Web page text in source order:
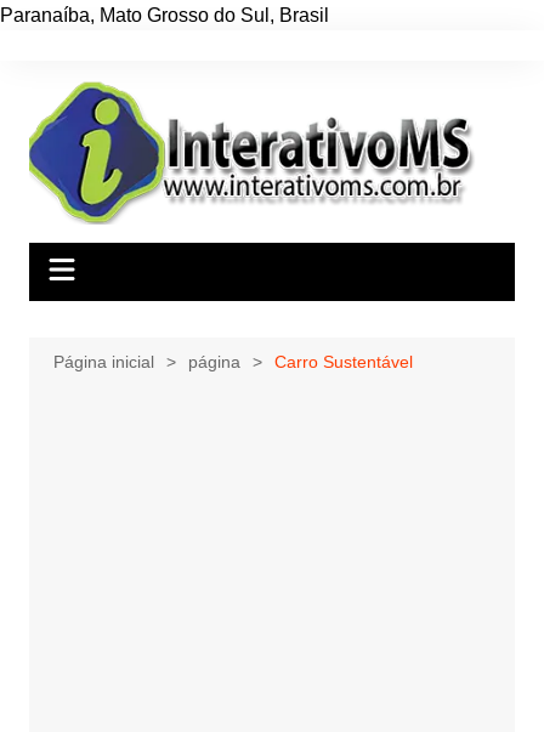
Paranaíba, Mato Grosso do Sul , Brasil
conteúdo
Página inicial página Carro Sustentável